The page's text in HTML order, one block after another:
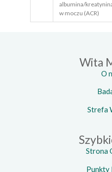
albumina/
w moczu (ACR)
Wita
O
Strefa
Strona
Punkty